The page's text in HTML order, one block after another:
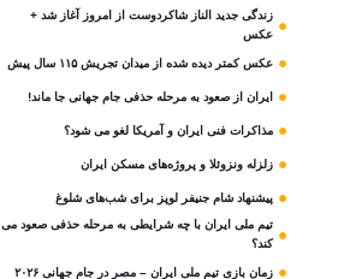
زندگی جدید الناز شاکردوست از امروز آغاز شد +
عکس
عکس کمتر دیده شده از میدان تجریش ۱۱۵ سال پیش
ایران از صعود به مرحله حذفی جام جهانی جا ماند!
مذاکرات فنی ایران و آمریکا لغو می شود؟
زلزله ونزوئلا و پروژه‌های مسکن ایران
پیشنهاد شام جنیفر لوپز برای شب‌های شلوغ
تیم ملی ایران با چه شرایطی به مرحله حذفی صعود می
کند؟
زمان بازی تیم ملی ایران – مصر در جام جهانی ۲۰۲۶